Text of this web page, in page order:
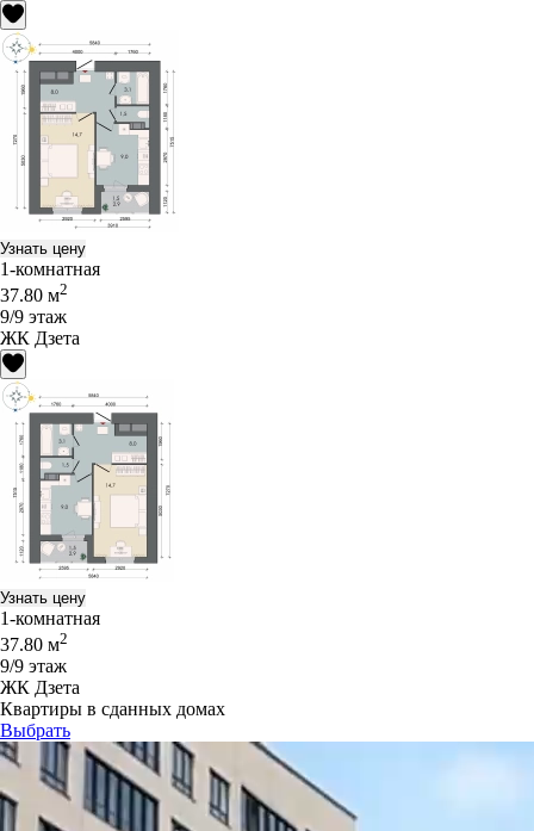
Узнать цену
1-комнатная
37.80 м2
9/9 этаж
ЖК Дзета
Узнать цену
1-комнатная
37.80 м2
9/9 этаж
ЖК Дзета
Квартиры в сданных домах
Выбрать